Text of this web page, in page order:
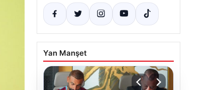
Yan Manşet